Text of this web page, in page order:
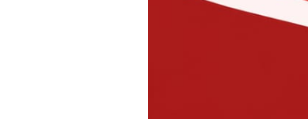
Tidore- Dalam rangka
15 Mei 2026,
Tidore Kepulauan, tetap
Keputusan tersebut
Kepala Seksi dalam